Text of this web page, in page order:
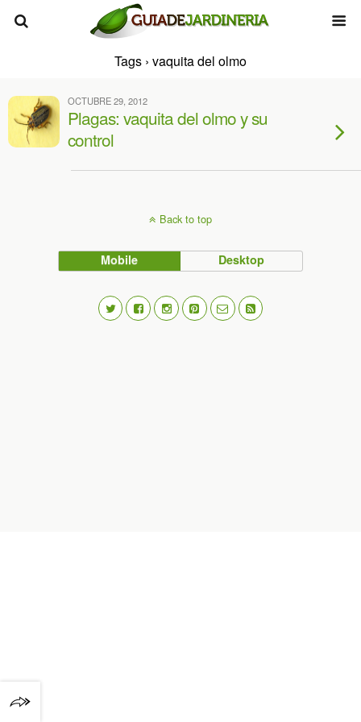
Tags › vaquita del olmo
OCTUBRE 29, 2012
Plagas: vaquita del olmo y su
control
Back to top
Mobile Desktop